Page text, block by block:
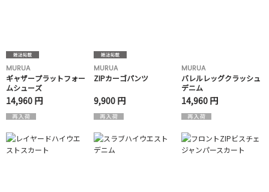
MURUA
ギャザープラットフォー
ムシューズ
14,960 円
MURUA
ZIPカーゴパンツ
9,900 円
MURUA
バレルレッグクラッシュ
デニム
14,960 円